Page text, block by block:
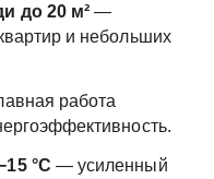
до 20 м² —
и небольших
работа
°C — усиленный